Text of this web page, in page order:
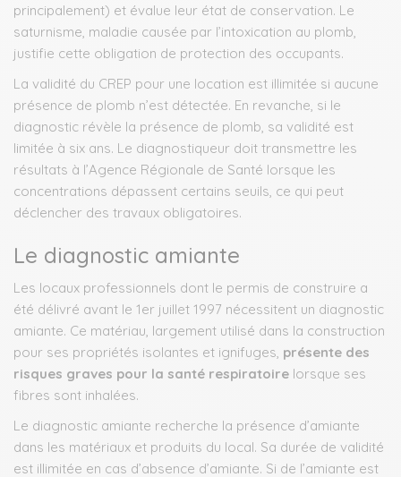
principalement) et évalue leur état de conservation. Le
saturnisme, maladie causée par l’intoxication au plomb,
justifie cette obligation de protection des occupants.
La validité du CREP pour une location est illimitée si aucune
présence de plomb n’est détectée. En revanche, si le
diagnostic révèle la présence de plomb, sa validité est
limitée à six ans. Le diagnostiqueur doit transmettre les
résultats à l’Agence Régionale de Santé lorsque les
concentrations dépassent certains seuils, ce qui peut
déclencher des travaux obligatoires.
Le diagnostic amiante
Les locaux professionnels dont le permis de construire a
été délivré avant le 1er juillet 1997 nécessitent un diagnostic
amiante. Ce matériau, largement utilisé dans la construction
pour ses propriétés isolantes et ignifuges, présente des
risques graves pour la santé respiratoire lorsque ses
fibres sont inhalées.
Le diagnostic amiante recherche la présence d’amiante
dans les matériaux et produits du local. Sa durée de validité
est illimitée en cas d’absence d’amiante. Si de l’amiante est